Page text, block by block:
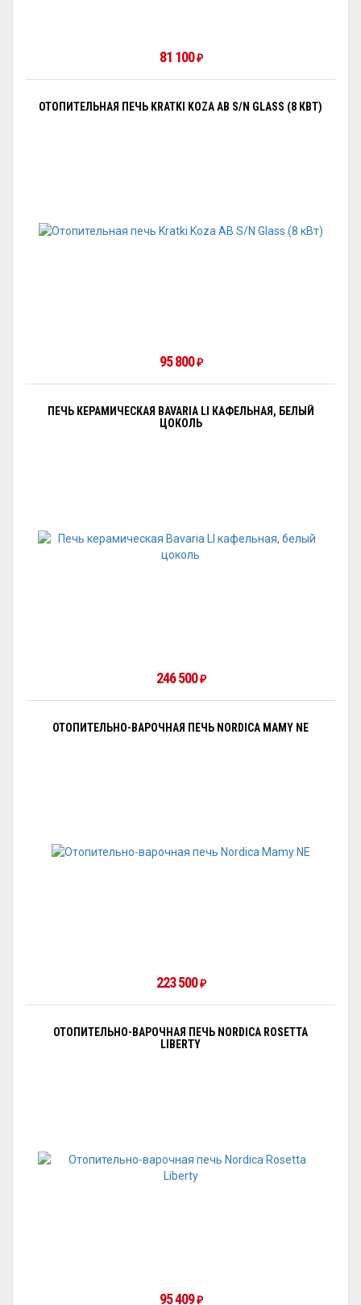
81 100 ₽
ОТОПИТЕЛЬНАЯ ПЕЧЬ KRATKI KOZA AB S/N GLASS (8 КВТ)
95 800 ₽
ПЕЧЬ КЕРАМИЧЕСКАЯ BAVARIA LI КАФЕЛЬНАЯ, БЕЛЫЙ
ЦОКОЛЬ
246 500 ₽
ОТОПИТЕЛЬНО-ВАРОЧНАЯ ПЕЧЬ NORDICA MAMY NE
223 500 ₽
ОТОПИТЕЛЬНО-ВАРОЧНАЯ ПЕЧЬ NORDICA ROSETTA
LIBERTY
95 409 ₽